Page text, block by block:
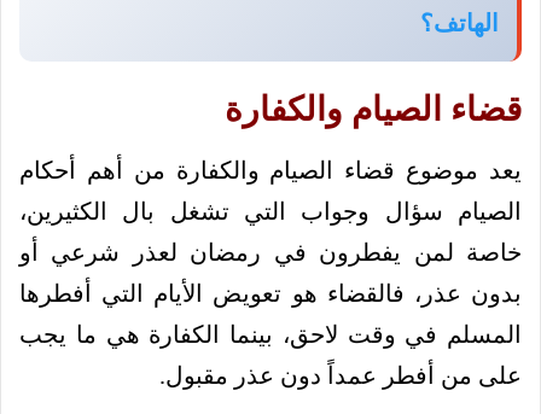
الهاتف؟
قضاء الصيام والكفارة
يعد موضوع قضاء الصيام والكفارة من أهم أحكام
الصيام سؤال وجواب التي تشغل بال الكثيرين،
خاصة لمن يفطرون في رمضان لعذر شرعي أو
بدون عذر، فالقضاء هو تعويض الأيام التي أفطرها
المسلم في وقت لاحق، بينما الكفارة هي ما يجب
على من أفطر عمداً دون عذر مقبول.